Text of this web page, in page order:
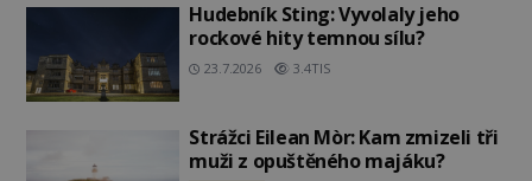
Hudebník Sting: Vyvolaly jeho
rockové hity temnou sílu?
23.7.2026 3.4TIS
Strážci Eilean Mòr: Kam zmizeli tři
muži z opuštěného majáku?